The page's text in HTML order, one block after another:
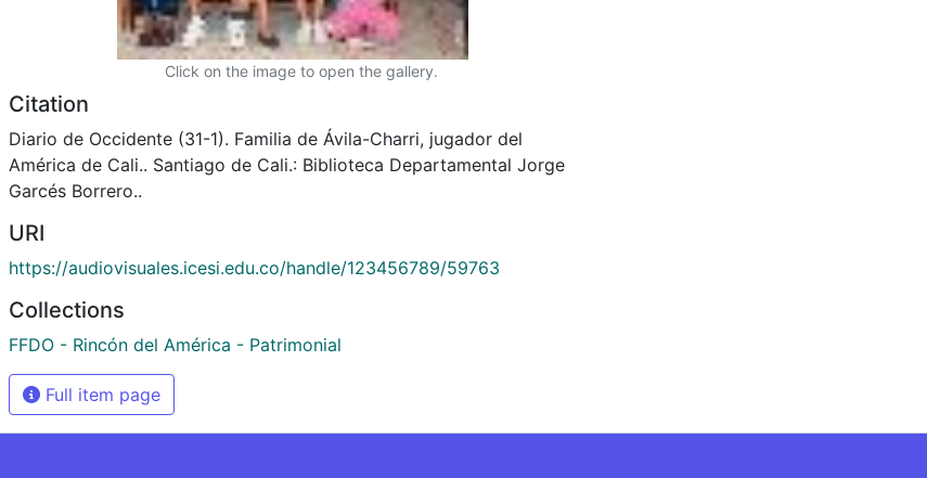
Click on the image to open the gallery.
Citation
Diario de Occidente (31-1). Familia de Ávila-Charri, jugador del
América de Cali.. Santiago de Cali.: Biblioteca Departamental Jorge
Garcés Borrero..
URI
https://audiovisuales.icesi.edu.co/handle/123456789/59763
Collections
FFDO - Rincón del América - Patrimonial
Full item page